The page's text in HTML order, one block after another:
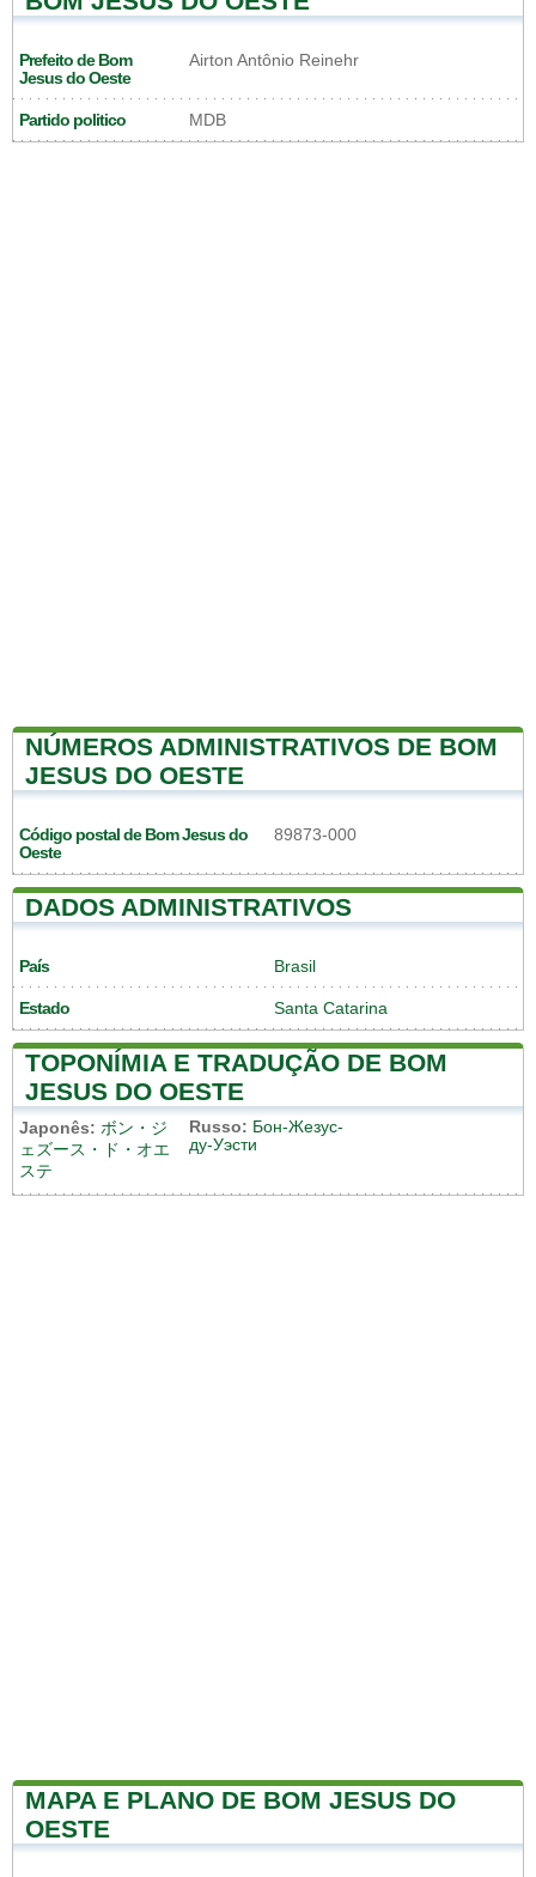
Prefeito de Bom
Jesus do Oeste
Airton Antônio Reinehr
Partido politico MDB
NÚMEROS ADMINISTRATIVOS DE BOM
JESUS DO OESTE
Código postal de Bom Jesus do
Oeste
89873-000
DADOS ADMINISTRATIVOS
País Brasil
Estado Santa Catarina
TOPONÍMIA E TRADUÇÃO DE BOM
JESUS DO OESTE
Japonês: ボン・ジ
ェズース・ド・オエ
ステ
Russo: Бон-Жезус-
ду-Уэсти
MAPA E PLANO DE BOM JESUS DO
OESTE